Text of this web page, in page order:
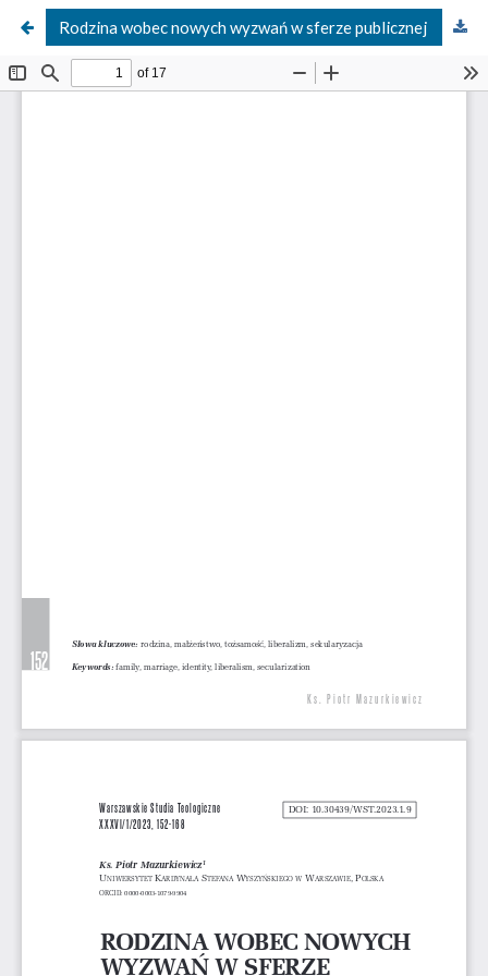
Rodzina wobec nowych wyzwań w sferze publicznej